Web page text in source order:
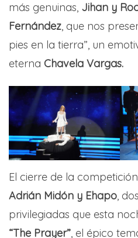
más genuinas, Jihan y
Fernández, que nos
pies en la tierra”, un
eterna Chavela Vargas.
El cierre de la
Adrián Midón y Ehapo ,
privilegiadas que esta
“The Prayer” , el épico